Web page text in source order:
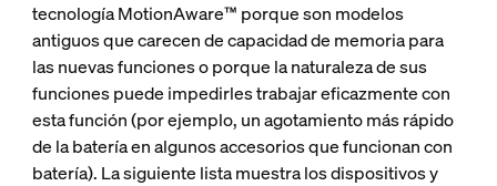
tecnología MotionAware™ porque son modelos
antiguos que carecen de capacidad de memoria para
las nuevas funciones o porque la naturaleza de sus
funciones puede impedirles trabajar eficazmente con
esta función (por ejemplo, un agotamiento más rápido
de la batería en algunos accesorios que funcionan con
batería). La siguiente lista muestra los dispositivos y